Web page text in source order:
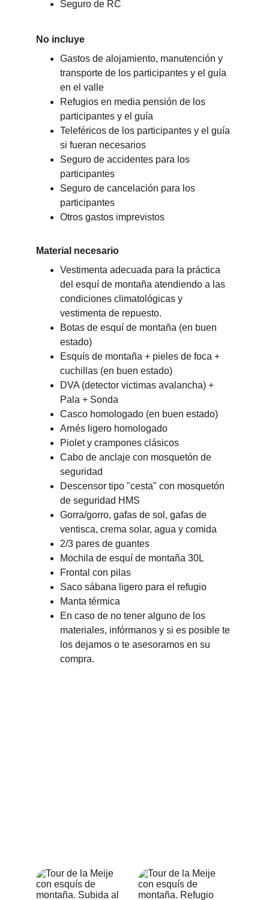
Seguro de RC
No incluye
Gastos de alojamiento, manutención y
transporte de los participantes y el guía
en el valle
Refugios en media pensión de los
participantes y el guía
Teleféricos de los participantes y el guía
si fueran necesarios
Seguro de accidentes para los
participantes
Seguro de cancelación para los
participantes
Otros gastos imprevistos
Material necesario
Vestimenta adecuada para la práctica
del esquí de montaña atendiendo a las
condiciones climatológicas y
vestimenta de repuesto.
Botas de esquí de montaña (en buen
estado)
Esquís de montaña + pieles de foca +
cuchillas (en buen estado)
DVA (detector victimas avalancha) +
Pala + Sonda
Casco homologado (en buen estado)
Arnés ligero homologado
Piolet y crampones clásicos
Cabo de anclaje con mosquetón de
seguridad
Descensor tipo "cesta" con mosquetón
de seguridad HMS
Gorra/gorro, gafas de sol, gafas de
ventisca, crema solar, agua y comida
2/3 pares de guantes
Mochila de esquí de montaña 30L
Frontal con pilas
Saco sábana ligero para el refugio
Manta térmica
En caso de no tener alguno de los
materiales, infórmanos y si es posible te
los dejamos o te asesoramos en su
compra.